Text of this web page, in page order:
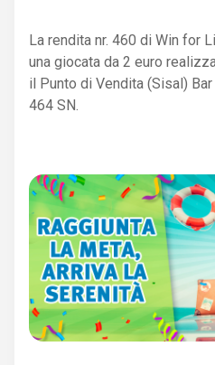
La rendita nr. 460 di Win for
una giocata da 2 euro
il Punto di Vendita (Sisal)
464 SN.